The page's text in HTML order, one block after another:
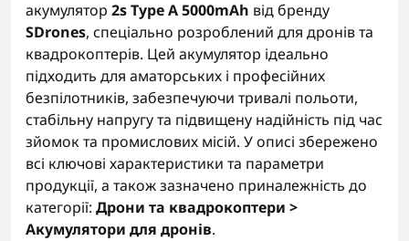
акумулятор 2s Type A 5000mAh від бренду
SDrones, спеціально розроблений для дронів та
квадрокоптерів. Цей акумулятор ідеально
підходить для аматорських і професійних
безпілотників, забезпечуючи тривалі польоти,
стабільну напругу та підвищену надійність під час
зйомок та промислових місій. У описі збережено
всі ключові характеристики та параметри
продукції, а також зазначено приналежність до
категорії: Дрони та квадрокоптери >
Акумулятори для дронів.